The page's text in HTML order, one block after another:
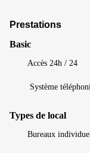
Prestations
Basic
Accès 24h / 24
Système
Types de local
Bureaux